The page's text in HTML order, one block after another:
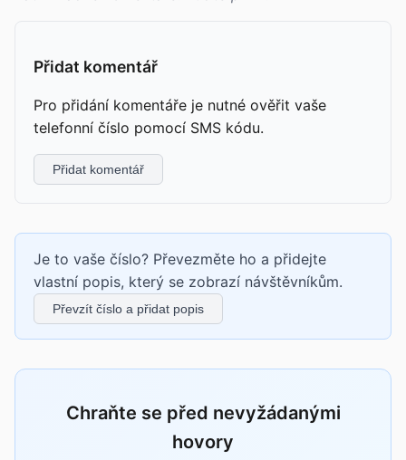
Přidat komentář
Pro přidání komentáře je nutné ověřit vaše
telefonní číslo pomocí SMS kódu.
Přidat komentář
Je to vaše číslo? Převezměte ho a přidejte
vlastní popis, který se zobrazí návštěvníkům.
Převzít číslo a přidat popis
Chraňte se před nevyžádanými
hovory